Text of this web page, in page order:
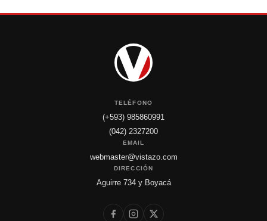
TELÉFONO
(+593) 985860991
(042) 2327200
EMAIL
webmaster@vistazo.com
DIRECCIÓN
Aguirre 734 y Boyacá